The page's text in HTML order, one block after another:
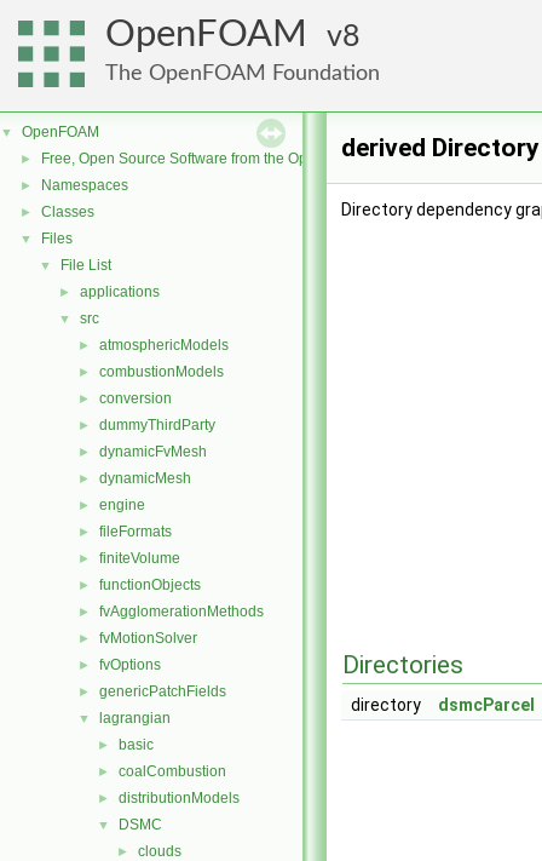
OpenFOAM 8
The OpenFOAM Foundation
▼ OpenFOAM
► Free, Open Source Software from the OpenFOAM Foundation
► Namespaces
► Classes
▼ Files
▼ File List
► applications
▼ src
► atmosphericModels
► combustionModels
► conversion
► dummyThirdParty
► dynamicFvMesh
► dynamicMesh
► engine
► fileFormats
► finiteVolume
► functionObjects
► fvAgglomerationMethods
► fvMotionSolver
► fvOptions
► genericPatchFields
▼ lagrangian
► basic
► coalCombustion
► distributionModels
▼ DSMC
► clouds
derived
Directory dependency
Directories
directory dsmcParcel